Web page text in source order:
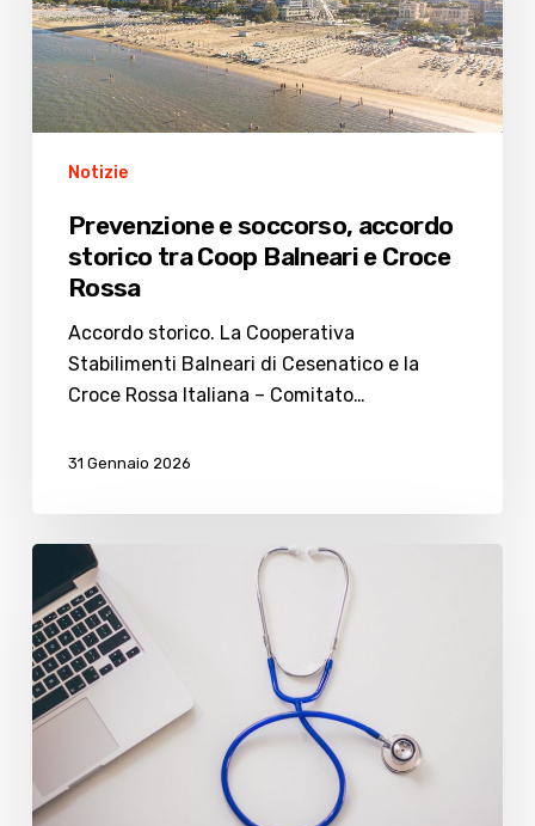
storico
tra
Coop
Balneari
e
Croce
Notizie
Prevenzione e soccorso, accordo
storico tra Coop Balneari e Croce
Rossa
Accordo storico. La Cooperativa
Stabilimenti Balneari di Cesenatico e la
Croce Rossa Italiana – Comitato…
31 Gennaio 2026
Salute,
Corte
dei
Conti:
Emilia
Romagna
benchmark